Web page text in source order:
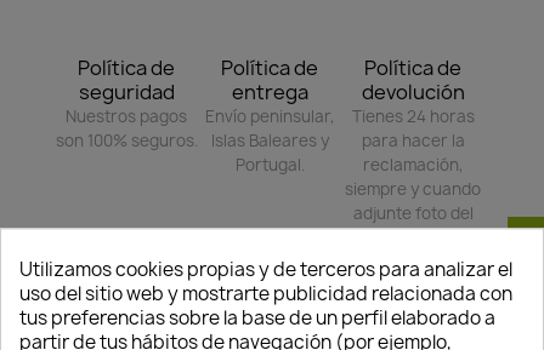
Política de
seguridad
Nuestros pagos
son 100% seguros.
Política de
entrega
Envío peninsular,
Islas Baleares y
Portugal.
Política de
devolución
Tienes 24 horas
para hacer la
reclamación,
siempre y cuando
adjunte foto del
deteriorado.
Utilizamos cookies propias y de terceros para analizar el
uso del sitio web y mostrarte publicidad relacionada con
tus preferencias sobre la base de un perfil elaborado a
partir de tus hábitos de navegación (por ejemplo,